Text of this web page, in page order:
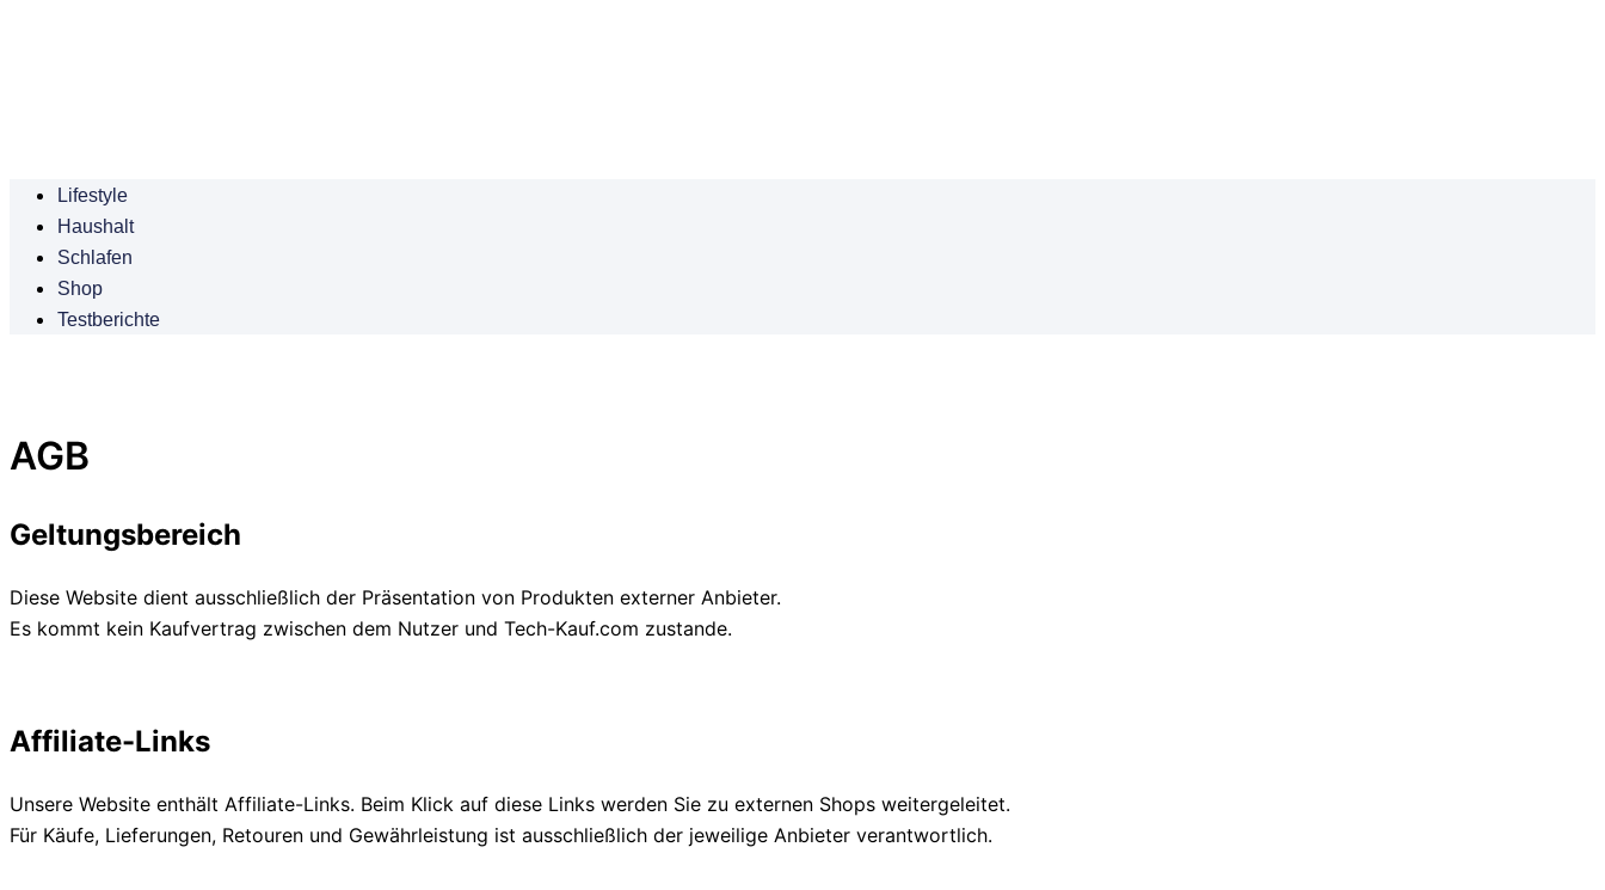
Lifestyle
Haushalt
Schlafen
Shop
Testberichte
AGB
Geltungsbereich
Diese Website dient ausschließlich der Präsentation von Produkten externer Anbieter.
Es kommt kein Kaufvertrag zwischen dem Nutzer und Tech-Kauf.com zustande.
Affiliate-Links
Unsere Website enthält Affiliate-Links. Beim Klick auf diese Links werden Sie zu externen Shops weitergeleitet.
Für Käufe, Lieferungen, Retouren und Gewährleistung ist ausschließlich der jeweilige Anbieter verantwortlich.